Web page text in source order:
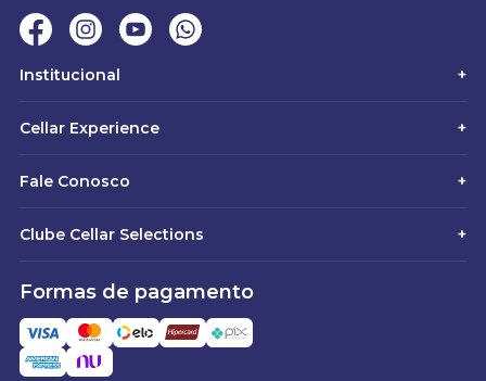
Institucional +
Cellar Experience +
Fale Conosco +
Clube Cellar Selections +
Formas de pagamento